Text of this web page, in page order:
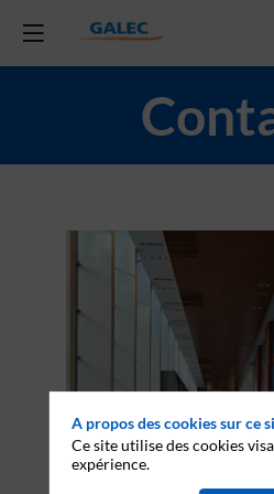
A propos des cookies sur ce
Ce site utilise des cookies
expérience.